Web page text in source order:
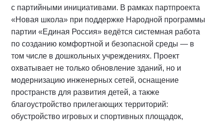
с партийными инициативами. В рамках партпроекта
«Новая школа» при поддержке Народной программы
партии «Единая Россия» ведётся системная работа
по созданию комфортной и безопасной среды — в
том числе в дошкольных учреждениях. Проект
охватывает не только обновление зданий, но и
модернизацию инженерных сетей, оснащение
пространств для развития детей, а также
благоустройство прилегающих территорий:
обустройство игровых и спортивных площадок,